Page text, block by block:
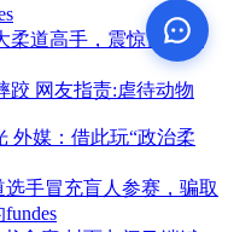
道高手，震惊日本天
跤 网友指责:虐待动物
外媒：借此玩“政治柔
手冒充盲人参赛，骗取
fundes